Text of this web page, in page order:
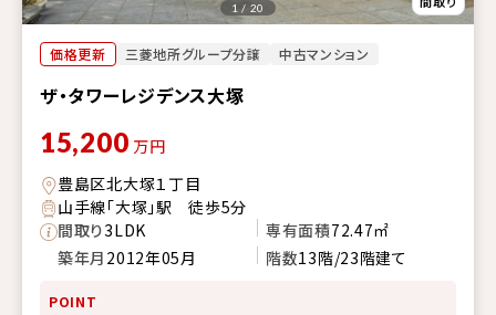
価格更新 三菱地所グループ分譲 中古マンション
ザ・タワーレジデンス大塚
1 / 20
15,200 万円
豊島区北大塚１丁目
山手線「大塚」駅 徒歩5分
間取り3LDK 専有面積72.47㎡
築年月 2012年05月 階数13階/23階建て
POINT